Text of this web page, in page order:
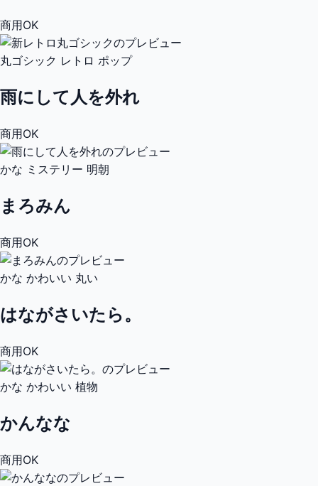
商用OK
丸ゴシック レトロ ポップ
雨にして人を外れ
商用OK
かな ミステリー 明朝
まろみん
商用OK
かな かわいい 丸い
はながさいたら。
商用OK
かな かわいい 植物
かんなな
商用OK